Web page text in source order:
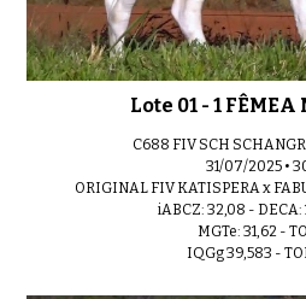
0:31
0:31 Lote
Lote 01 - 1 FÊMEA
C688 FIV SCH
31/07/2025 •
ORIGINAL FIV KATISPERA x
iABCZ: 32,08 - DECA:
MGTe: 31,62 -
IQGg 39,583 -